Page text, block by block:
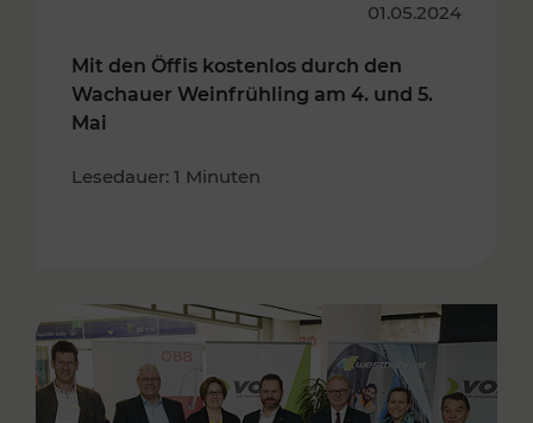
01.05.2024
Mit den Öffis kostenlos durch den
Wachauer Weinfrühling am 4. und 5.
Mai
Lesedauer: 1 Minuten